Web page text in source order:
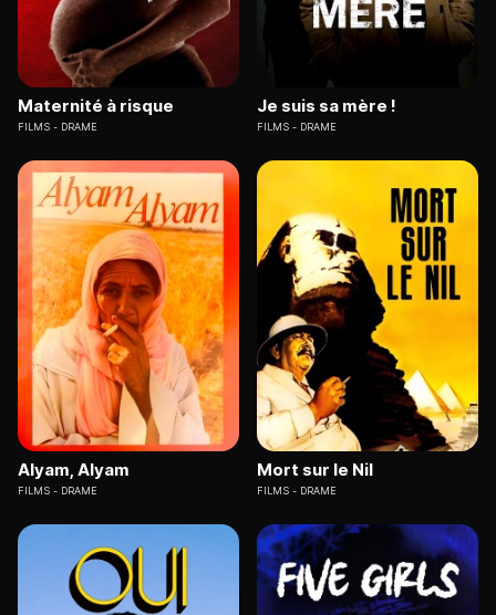
Maternité à risque
FILMS DRAME
Je suis sa mère !
FILMS DRAME
Alyam, Alyam
FILMS DRAME
Mort sur le Nil
FILMS DRAME